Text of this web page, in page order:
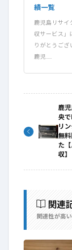
績一覧
鹿児島リサイ
収サービス」
りがとうござ
鹿児……
鹿児
央
リ
無料
た
収】
関連
関連性が高